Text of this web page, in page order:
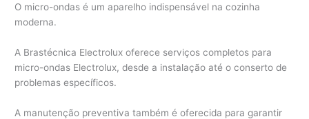
O micro-ondas é um aparelho indispensável na cozinha
moderna.
A Brastécnica Electrolux oferece serviços completos para
micro-ondas Electrolux, desde a instalação até o conserto de
problemas específicos.
A manutenção preventiva também é oferecida para garantir